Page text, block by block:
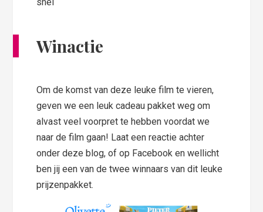
Winactie
Om de komst van deze leuke film te vieren,
geven we een leuk cadeau pakket weg om
alvast veel voorpret te hebben voordat we
naar de film gaan! Laat een reactie achter
onder deze blog, of op Facebook en wellicht
ben jij een van de twee winnaars van dit leuke
prijzenpakket.